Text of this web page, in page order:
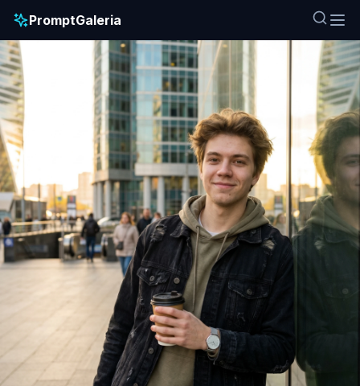
PromptGaleria